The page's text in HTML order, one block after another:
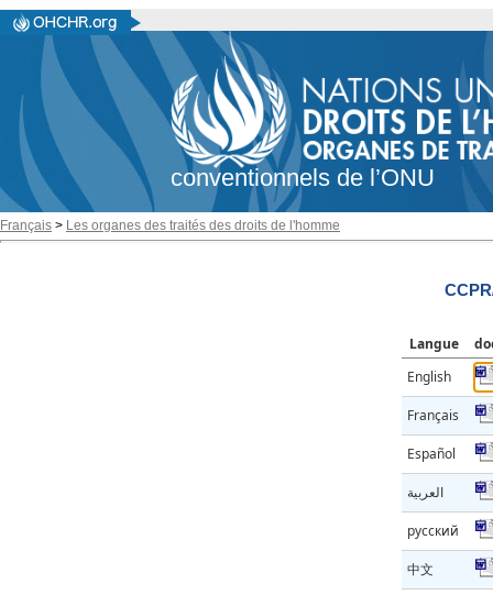
conventionnels de l’ONU
Français > Les organes des traités des droits de l'homme
Langue
English
Français
Español
العربية
русский
中文